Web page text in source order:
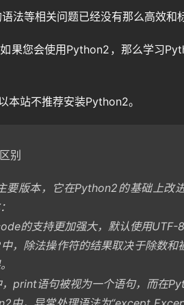
法等相关问题已经没有那么高效和
果您会使用Python2，那么学习
本站不推荐安装Python2。
别
版本，它在Python2的基础上改
的支持更加强大，默认使用UTF-8
，除法操作符的结果取决于除数和
print语句被视为一个语句，而在